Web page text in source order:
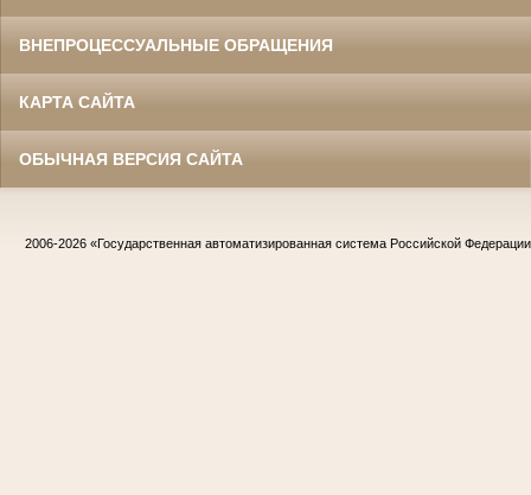
ВНЕПРОЦЕССУАЛЬНЫЕ ОБРАЩЕНИЯ
КАРТА САЙТА
ОБЫЧНАЯ ВЕРСИЯ САЙТА
2006-2026 «Государственная автоматизированная система Российской